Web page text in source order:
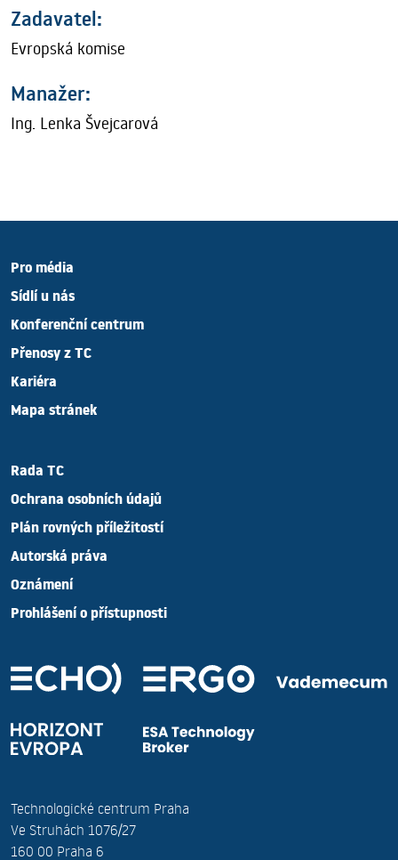
Zadavatel:
Evropská komise
Manažer:
Ing. Lenka Švejcarová
Pro média
Sídlí u nás
Konferenční centrum
Přenosy z TC
Kariéra
Mapa stránek
Rada TC
Ochrana osobních údajů
Plán rovných příležitostí
Autorská práva
Oznámení
Prohlášení o přístupnosti
Technologické centrum Praha
Ve Struhách 1076/27
160 00 Praha 6